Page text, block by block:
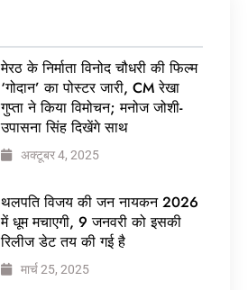
मेरठ के निर्माता विनोद चौधरी की फिल्म
‘गोदान’ का पोस्टर जारी, CM रेखा
गुप्ता ने किया विमोचन; मनोज जोशी-
उपासना सिंह दिखेंगे साथ
अक्टूबर 4, 2025
थलपति विजय की जन नायकन 2026
में धूम मचाएगी, 9 जनवरी को इसकी
रिलीज डेट तय की गई है
मार्च 25, 2025